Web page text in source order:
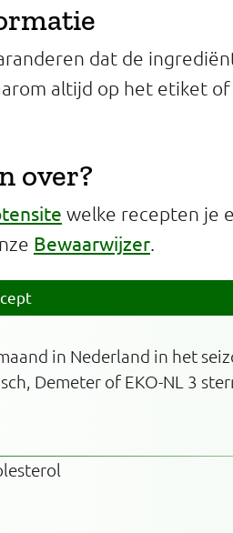
dat de
altijd op het etiket
over?
welke recepten je
Bewaarwijzer
in Nederland in het
Demeter of EKO-NL 3